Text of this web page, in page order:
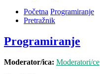
Početna Programiranje
Pretražnik
Programiranje
Moderator/ica: Moderatori/ce